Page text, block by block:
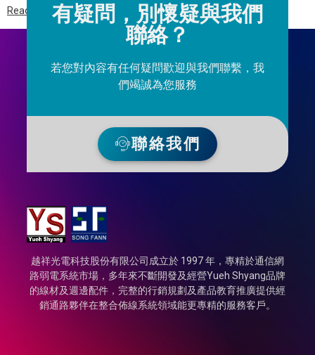
Read more有疑問，別懷疑與我們
聯絡？
若您對內容有任何疑問歡迎與我們聯繫，我
們竭誠為您服務
聯絡我們
越祥光電科技股份有限公司成立於 1997 年，專精於通信網
路弱電系統市場，多年來不斷開發及經營Yueh Shyang品牌
的線材及週邊配件，完整的行銷規劃及產品教育推廣提供經
銷通路夥伴在整合佈線系統領域能更專精的服務客戶。